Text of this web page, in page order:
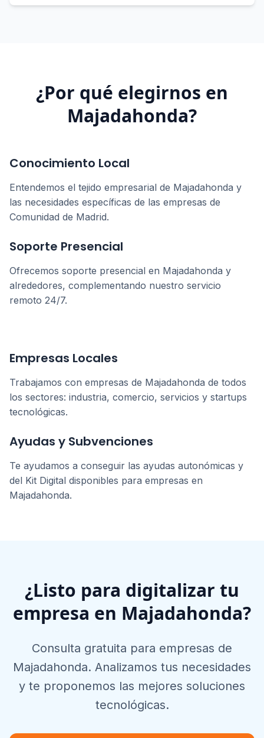
¿Por qué elegirnos en
Majadahonda?
Conocimiento Local
Entendemos el tejido empresarial de Majadahonda y
las necesidades específicas de las empresas de
Comunidad de Madrid.
Soporte Presencial
Ofrecemos soporte presencial en Majadahonda y
alrededores, complementando nuestro servicio
remoto 24/7.
Empresas Locales
Trabajamos con empresas de Majadahonda de todos
los sectores: industria, comercio, servicios y startups
tecnológicas.
Ayudas y Subvenciones
Te ayudamos a conseguir las ayudas autonómicas y
del Kit Digital disponibles para empresas en
Majadahonda.
¿Listo para digitalizar tu
empresa en Majadahonda?
Consulta gratuita para empresas de
Majadahonda. Analizamos tus necesidades
y te proponemos las mejores soluciones
tecnológicas.